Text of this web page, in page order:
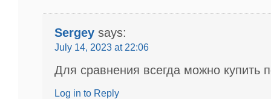
Sergey says:
July 14, 2023 at 22:06
Для сравнения всегда можно купить
Log in to Reply